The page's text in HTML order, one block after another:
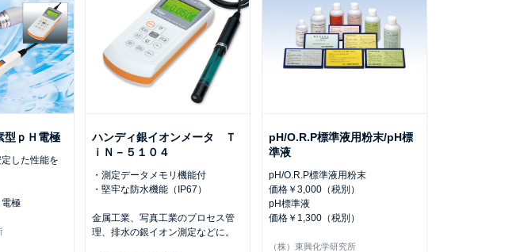
型ｐＨ電極
した性能を
電極
ハンディ銀イオンメータ Ｔ
ｉＮ－５１０４
・測定データメモリ機能付
・堅牢な防水機能（IP67）
金属工業、写真工業のプロセス管
理、排水の銀イオン測定などに。
pH/O.R.P標準液用粉末/pH標
準液
pH/O.R.P標準液用粉末
価格￥3,000（税別）
pH標準液
価格￥1,300（税別）
（株）東興化学研究所